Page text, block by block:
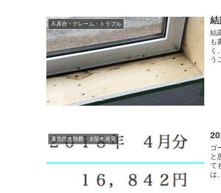
不具合・クレーム・トラブル 結
結
も
く
う
電気代光熱費・太陽光発電
ゴ
と
て
は